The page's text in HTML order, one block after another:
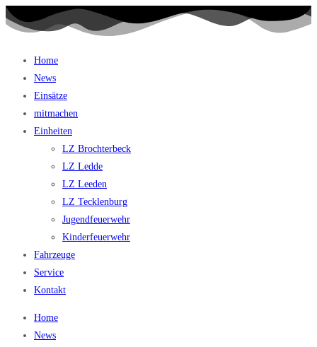
Home
News
Einsätze
mitmachen
Einheiten
LZ Brochterbeck
LZ Ledde
LZ Leeden
LZ Tecklenburg
Jugendfeuerwehr
Kinderfeuerwehr
Fahrzeuge
Service
Kontakt
Home
News